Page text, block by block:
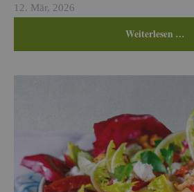
12. Mär, 2026
Wei­ter­le­sen …